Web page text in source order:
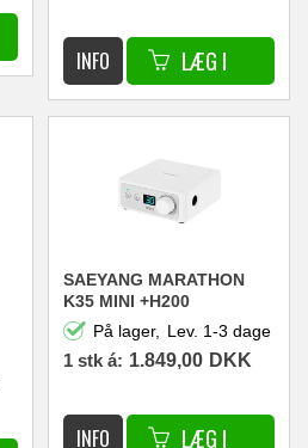
SAEYANG MARATHON
K35 MINI +H200
NEGLEFRÆSER
30.000RPM 45W HVID
På lager, Lev. 1-3 dage
1 stk á: 1.849,00 DKK